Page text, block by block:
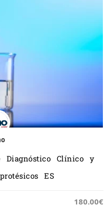
Diagnóstico Clínico y
ES
180.00€